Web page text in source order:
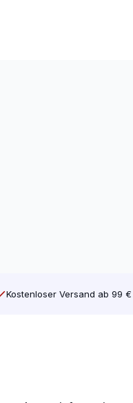
Kostenloser Versand ab 99 €